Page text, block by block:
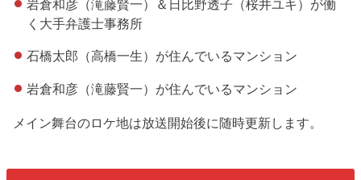
岩倉和彦（滝藤賢一）＆日比野透子（桜井ユキ）が働
く大手弁護士事務所
石橋太郎（高橋一生）が住んでいるマンション
岩倉和彦（滝藤賢一）が住んでいるマンション
メイン舞台のロケ地は放送開始後に随時更新します。